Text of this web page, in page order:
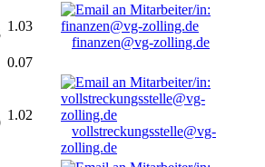
1.03
finanzen@vg-zolling.de
0.07
1.02
vollstreckungsstelle@vg-
zolling.de